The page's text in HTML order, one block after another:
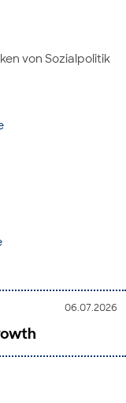
von Sozialpolitik
06.07.2026